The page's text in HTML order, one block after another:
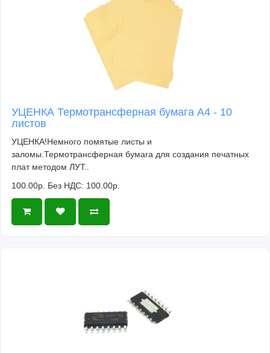
УЦЕНКА Термотрансферная бумага А4 - 10
листов
УЦЕНКА!Немного помятые листы и
заломы.Термотрансферная бумага для создания печатных
плат методом ЛУТ..
100.00р. Без НДС: 100.00р.